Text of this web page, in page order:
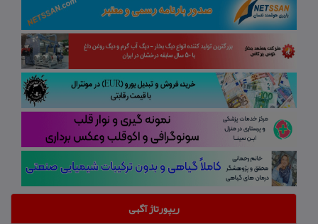
ریپورتاژ آگهی